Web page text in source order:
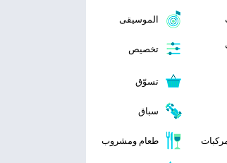
الموسيقى
تخصيص
تسوّق
سباق
طعام ومشروب